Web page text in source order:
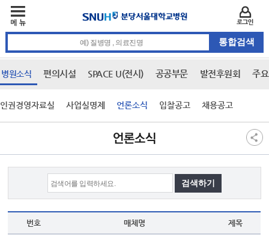
병원소식 편의시설 SPACE U(전시) 공공부문 발전후원회 주
인권경영자료실 사업실명제 언론소식 입찰공고 채용공고
언론소식
번호 매체명 제목